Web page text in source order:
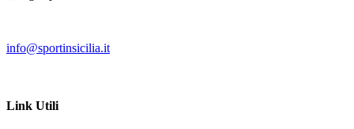
info@sportinsicilia.it
Link Utili